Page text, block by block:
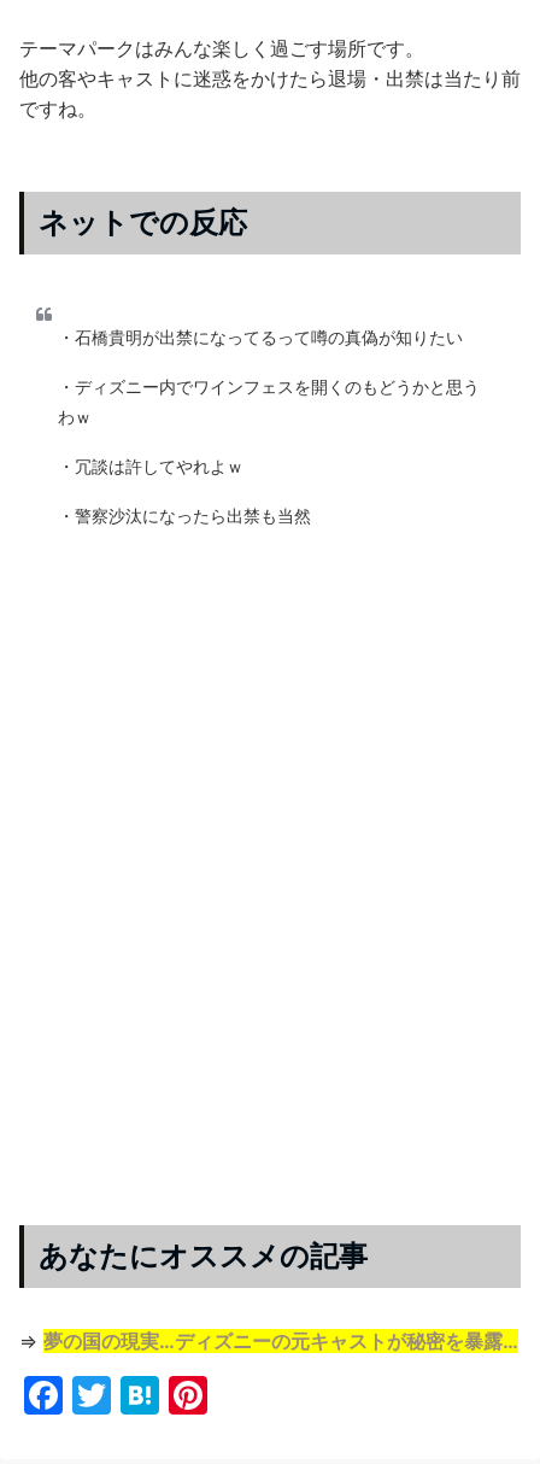
テーマパークはみんな楽しく過ごす場所です。
他の客やキャストに迷惑をかけたら退場・出禁は当たり前
ですね。
ネットでの反応
・石橋貴明が出禁になってるって噂の真偽が知りたい
・ディズニー内でワインフェスを開くのもどうかと思う
わｗ
・冗談は許してやれよｗ
・警察沙汰になったら出禁も当然
あなたにオススメの記事
⇒ 夢の国の現実…ディズニーの元キャストが秘密を暴露…
F
T
H